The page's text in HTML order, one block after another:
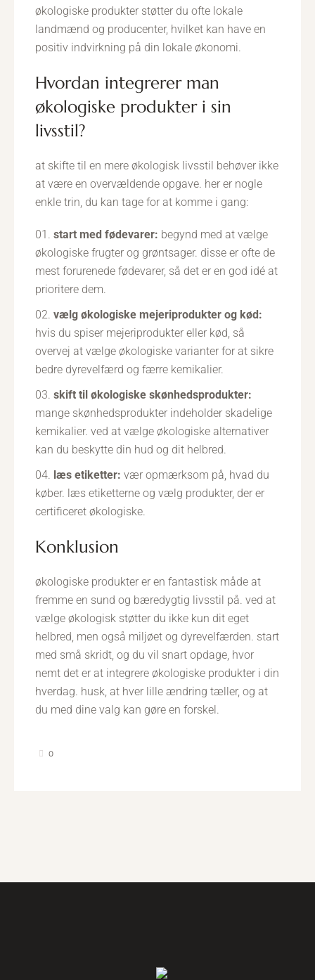
økologiske produkter støtter du ofte lokale
landmænd og producenter, hvilket kan have en
positiv indvirkning på din lokale økonomi.
hvordan integrerer man
økologiske produkter i sin
livsstil?
at skifte til en mere økologisk livsstil behøver ikke
at være en overvældende opgave. her er nogle
enkle trin, du kan tage for at komme i gang:
start med fødevarer: begynd med at vælge
økologiske frugter og grøntsager. disse er ofte de
mest forurenede fødevarer, så det er en god idé at
prioritere dem.
vælg økologiske mejeriprodukter og kød:
hvis du spiser mejeriprodukter eller kød, så
overvej at vælge økologiske varianter for at sikre
bedre dyrevelfærd og færre kemikalier.
skift til økologiske skønhedsprodukter:
mange skønhedsprodukter indeholder skadelige
kemikalier. ved at vælge økologiske alternativer
kan du beskytte din hud og dit helbred.
læs etiketter: vær opmærksom på, hvad du
køber. læs etiketterne og vælg produkter, der er
certificeret økologiske.
konklusion
økologiske produkter er en fantastisk måde at
fremme en sund og bæredygtig livsstil på. ved at
vælge økologisk støtter du ikke kun dit eget
helbred, men også miljøet og dyrevelfærden. start
med små skridt, og du vil snart opdage, hvor
nemt det er at integrere økologiske produkter i din
hverdag. husk, at hver lille ændring tæller, og at
du med dine valg kan gøre en forskel.
0